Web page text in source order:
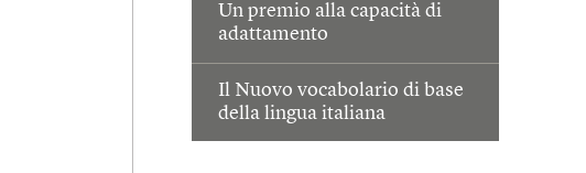
Un premio alla capacità di
adattamento
Il Nuovo vocabolario di base
della lingua italiana